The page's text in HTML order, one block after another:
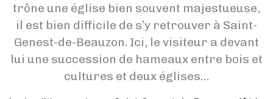
trône une église bien souvent majestueuse,
il est bien difficile de s’y retrouver à Saint-
Genest-de-Beauzon. Ici, le visiteur a devant
lui une succession de hameaux entre bois et
cultures et deux églises…